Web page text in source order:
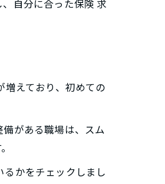
自分に合った保険 求
えており、初めての
がある職場は、スム
かをチェックしまし